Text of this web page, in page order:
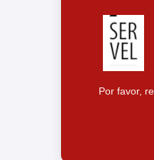
Por favor,